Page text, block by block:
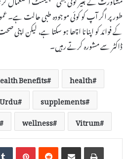
کے فوائد کو اپنانا اچھا ہو سکتا ہے، لیکن
ڈاکٹر سے مشورہ کرتے رہیں۔
health
Benefits
supplements
Urdu
Vitrum
wellness
TumblrPinterestReddit Share via Email Print